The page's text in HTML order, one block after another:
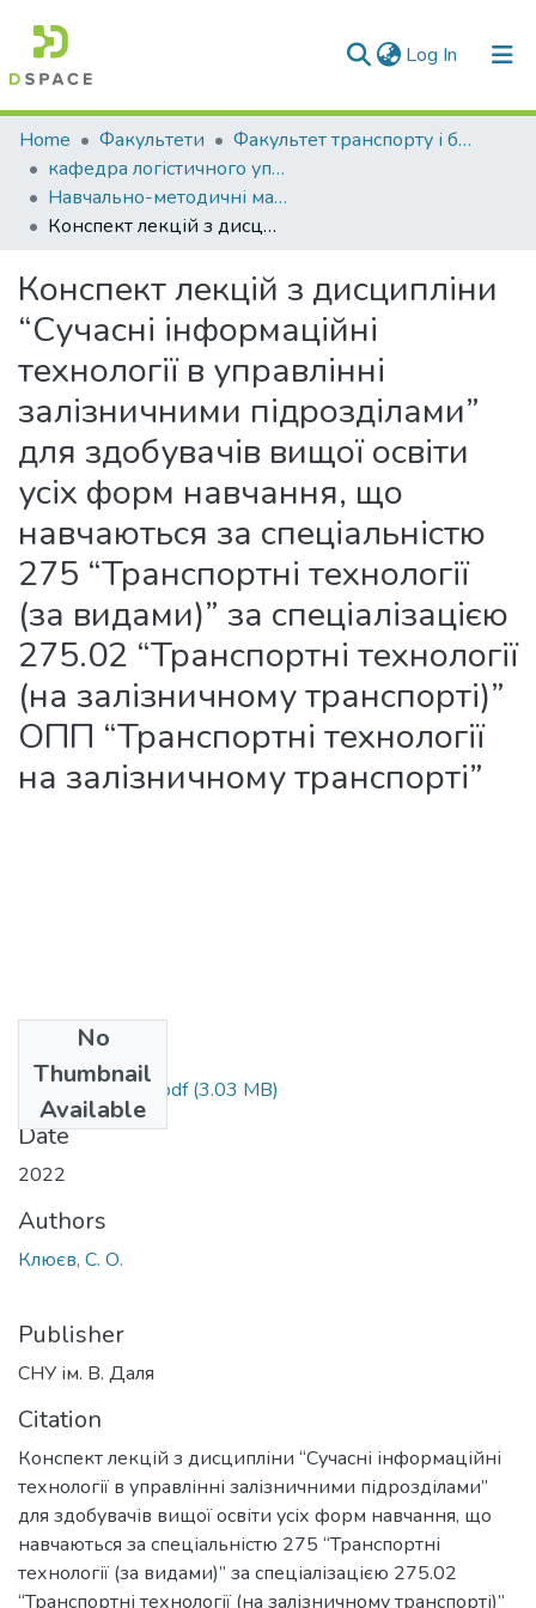
Log In (current)
Communities & Collections
All of DSpace
Statistics
Home Факультети
Факультет транспорту і будівництва
кафедра логістичного управління та безпеки руху на транспорті
Навчально-методичні матеріали (КЛУБРТ)
Конспект лекцій з дисципліни “Сучасні інформаційні технології в управлінні залізничними підрозділами” для здобувачів вищої освіти усіх форм навчання, що навчаються за спеціальністю 275 “Транспортні технології (за видами)” за спеціалізацією 275.02 “Транспортні технології (на залізничному транспорті)” ОПП “Транспортні технології на залізничному транспорті”
Конспект лекцій з дисципліни
“Сучасні інформаційні
технології в управлінні
залізничними підрозділами”
для здобувачів вищої освіти
усіх форм навчання, що
навчаються за спеціальністю
275 “Транспортні технології
(за видами)” за спеціалізацією
275.02 “Транспортні технології
(на залізничному транспорті)”
ОПП “Транспортні технології
на залізничному транспорті”
No
Thumbnail
Available
КЛ СІТ в УЗП.pdf(3.03 MB)
Date
2022
Authors
Клюєв, С. О.
Publisher
СНУ ім. В. Даля
Citation
Конспект лекцій з дисципліни “Сучасні інформаційні
технології в управлінні залізничними підрозділами”
для здобувачів вищої освіти усіх форм навчання, що
навчаються за спеціальністю 275 “Транспортні
технології (за видами)” за спеціалізацією 275.02
“Транспортні технології (на залізничному транспорті)”